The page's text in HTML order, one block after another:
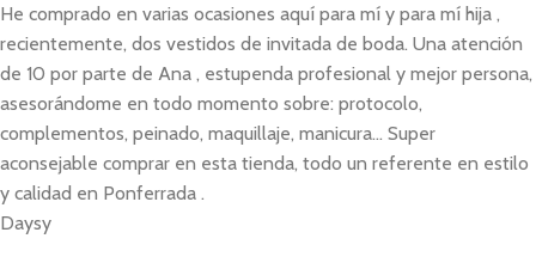
He comprado en varias ocasiones aquí para mí y para mí hija ,
recientemente, dos vestidos de invitada de boda. Una atención
de 10 por parte de Ana , estupenda profesional y mejor persona,
asesorándome en todo momento sobre: protocolo,
complementos, peinado, maquillaje, manicura... Super
aconsejable comprar en esta tienda, todo un referente en estilo
y calidad en Ponferrada .
Daysy